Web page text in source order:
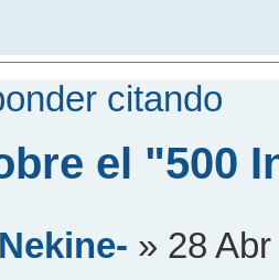
citando
el "500
» 28